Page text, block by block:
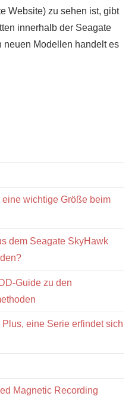
Website) zu sehen ist, gibt
innerhalb der Seagate
neuen Modellen handelt es
wichtige Größe beim
dem Seagate SkyHawk
Guide zu den
eine Serie erfindet sich
Magnetic Recording